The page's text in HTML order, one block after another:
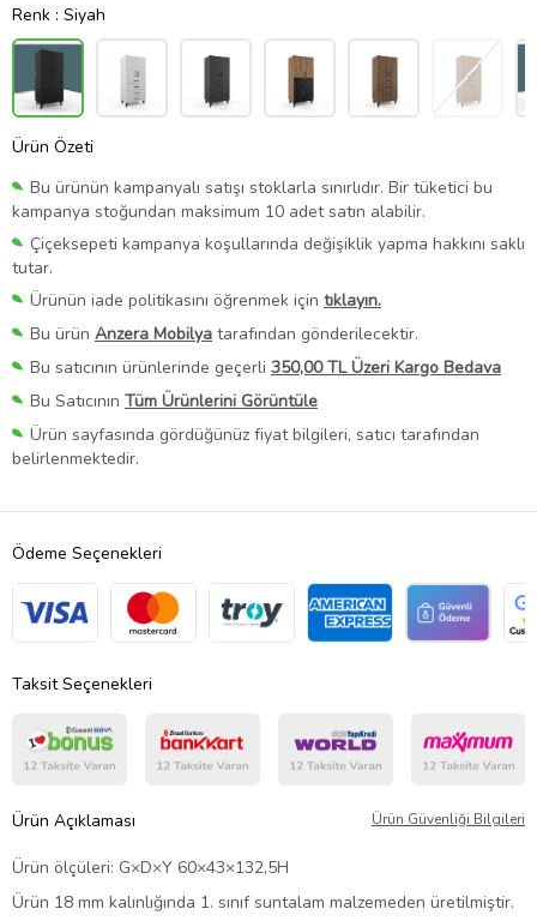
Renk : Siyah
Ürün Özeti
Bu ürünün kampanyalı satışı stoklarla sınırlıdır. Bir tüketici bu
kampanya stoğundan maksimum 10 adet satın alabilir.
Çiçeksepeti kampanya koşullarında değişiklik yapma hakkını saklı
tutar.
Ürünün iade politikasını öğrenmek için tıklayın.
Bu ürün Anzera Mobilya tarafından gönderilecektir.
Bu satıcının ürünlerinde geçerli 350,00 TL Üzeri Kargo Bedava
Bu Satıcının Tüm Ürünlerini Görüntüle
Ürün sayfasında gördüğünüz fiyat bilgileri, satıcı tarafından
belirlenmektedir.
Ödeme Seçenekleri
Taksit Seçenekleri
Ürün Açıklaması Ürün Güvenliği Bilgileri
Ürün ölçüleri: G×D×Y 60×43×132,5H
Ürün 18 mm kalınlığında 1. sınıf suntalam malzemeden üretilmiştir.